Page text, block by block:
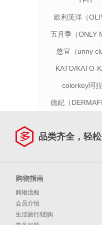
欧利芙洋（
YOUNG）
五月季（ONLY
悠宜（unny
KATO/KATO-
colorkey珂
德妃（
品类齐全，轻
购物指南
购物流程
会员介绍
生活旅行/团购